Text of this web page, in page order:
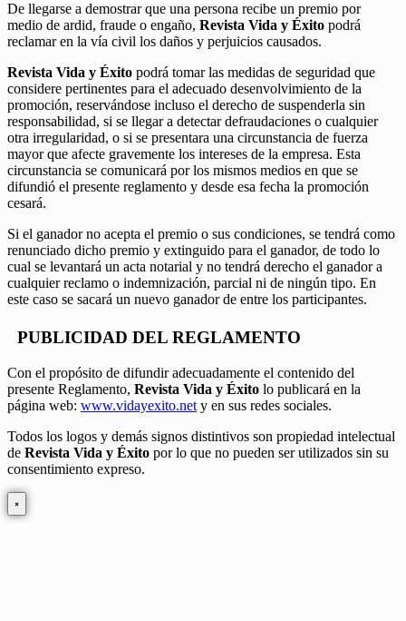
De llegarse a demostrar que una persona recibe un premio por
medio de ardid, fraude o engaño, Revista Vida y Éxito podrá
reclamar en la vía civil los daños y perjuicios causados.
Revista Vida y Éxito podrá tomar las medidas de seguridad que
considere pertinentes para el adecuado desenvolvimiento de la
promoción, reservándose incluso el derecho de suspenderla sin
responsabilidad, si se llegar a detectar defraudaciones o cualquier
otra irregularidad, o si se presentara una circunstancia de fuerza
mayor que afecte gravemente los intereses de la empresa. Esta
circunstancia se comunicará por los mismos medios en que se
difundió el presente reglamento y desde esa fecha la promoción
cesará.
Si el ganador no acepta el premio o sus condiciones, se tendrá como
renunciado dicho premio y extinguido para el ganador, de todo lo
cual se levantará un acta notarial y no tendrá derecho el ganador a
cualquier reclamo o indemnización, parcial ni de ningún tipo. En
este caso se sacará un nuevo ganador de entre los participantes.
PUBLICIDAD DEL REGLAMENTO
Con el propósito de difundir adecuadamente el contenido del
presente Reglamento, Revista Vida y Éxito lo publicará en la
página web: www.vidayexito.net y en sus redes sociales.
Todos los logos y demás signos distintivos son propiedad intelectual
de Revista Vida y Éxito por lo que no pueden ser utilizados sin su
consentimiento expreso.
×